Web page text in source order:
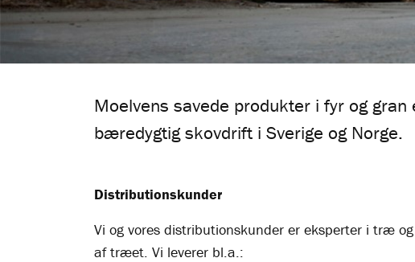
Moelvens savede produkter i fyr og
bæredygtig skovdrift i Sverige og Norge.
Distributionskunder
Vi og vores distributionskunder er eksperter i træ
af træet. Vi leverer bl.a.: